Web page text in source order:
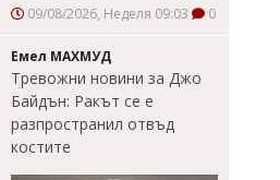
09/08/2026, Неделя 09:03 0
Емел МАХМУД
Тревожни новини за Джо
Байдън: Ракът се е
разпространил отвъд
костите